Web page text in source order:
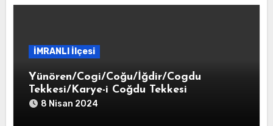
İMRANLI İlçesi
Yünören/Cogi/Coğu/İğdir/Cogdu
Tekkesi/Karye-i Coğdu Tekkesi
8 Nisan 2024